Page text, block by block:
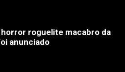
roguelite macabro da
anunciado